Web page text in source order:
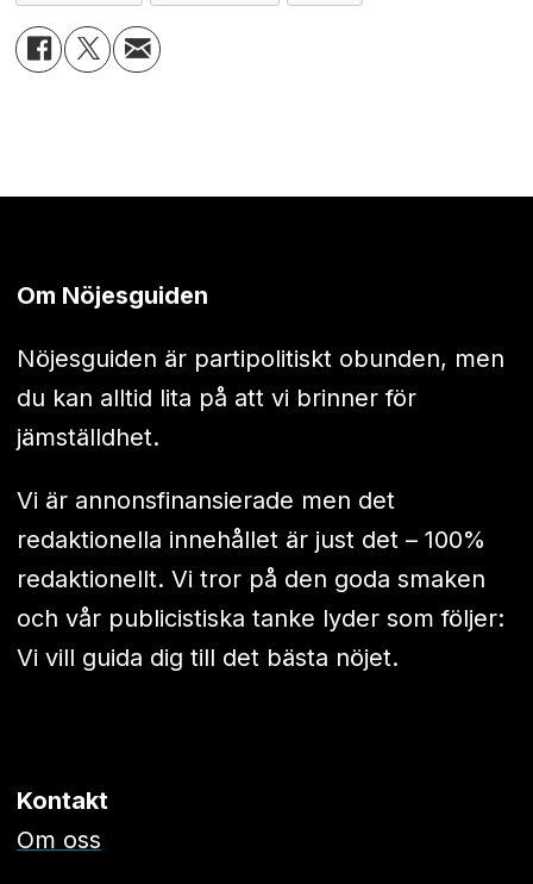
Om Nöjesguiden
Nöjesguiden är partipolitiskt obunden, men
du kan alltid lita på att vi brinner för
jämställdhet.
Vi är annonsfinansierade men det
redaktionella innehållet är just det – 100%
redaktionellt. Vi tror på den goda smaken
och vår publicistiska tanke lyder som följer:
Vi vill guida dig till det bästa nöjet.
Kontakt
Om oss